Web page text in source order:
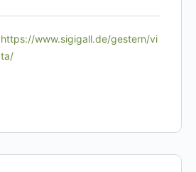
https://www.sigigall.de/gestern/vi
ta/